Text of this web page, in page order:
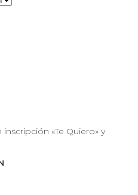
«Te Quiero» y